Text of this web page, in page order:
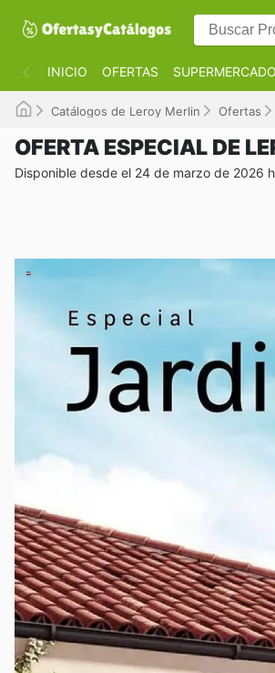
INICIO OFERTAS
Catálogos de Leroy Merlin Ofertas
OFERTA ESPECIAL DE
Disponible desde el 24 de marzo de 2026